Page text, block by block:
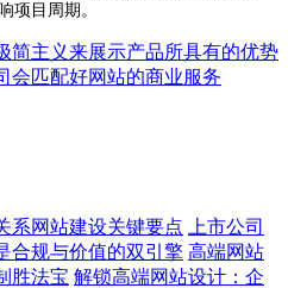
项目周期。
简主义来展示产品所具有的优势
会匹配好网站的商业服务
系网站建设关键要点
上市公司
合规与价值的双引擎 高端网站
胜法宝 解锁高端网站设计：企